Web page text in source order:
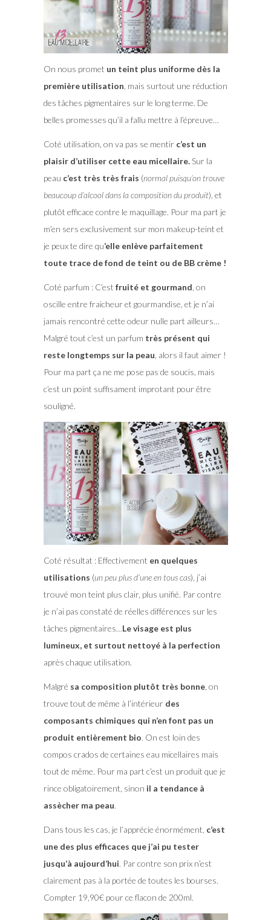
On nous promet un teint plus uniforme dès la
première utilisation, mais surtout une réduction
des tâches pigmentaires sur le long terme. De
belles promesses qu’il a fallu mettre à l’épreuve…
Coté utilisation, on va pas se mentir c’est un
plaisir d’utiliser cette eau micellaire.Sur la
peau c’est très très frais (normal puisqu’on trouve
beaucoup d’alcool dans la composition du produit), et
plutôt efficace contre le maquillage. Pour ma part je
m’en sers exclusivement sur mon makeup-teint et
je peux te dire qu‘elle enlève parfaitement
toute trace de fond de teint ou de BB crème !
Coté parfum : C’est fruité et gourmand, on
oscille entre fraicheur et gourmandise, et je n’ai
jamais rencontré cette odeur nulle part ailleurs…
Malgré tout c’est un parfum très présent qui
reste longtemps sur la peau, alors il faut aimer !
Pour ma part ça ne me pose pas de soucis, mais
c’est un point suffisament improtant pour être
souligné.
Coté résultat : Effectivement en quelques
utilisations (un peu plus d’une en tous cas), j’ai
trouvé mon teint plus clair, plus unifié. Par contre
je n’ai pas constaté de réelles différences sur les
tâches pigmentaires…Le visage est plus
lumineux, et surtout nettoyé à la perfection
après chaque utilisation.
Malgré sa composition plutôt très bonne, on
trouve tout de même à l’intérieur des
composants chimiques qui n’en font pas un
produit entièrement bio. On est loin des
compos crados de certaines eau micellaires mais
tout de même. Pour ma part c’est un produit que je
rince obligatoirement, sinon il a tendance à
assècher ma peau.
Dans tous les cas, je l’apprécie énormément, c’est
une des plus efficaces que j’ai pu tester
jusqu’à aujourd’hui. Par contre son prix n’est
clairement pas à la portée de toutes les bourses.
Compter 19,90€ pour ce flacon de 200ml.